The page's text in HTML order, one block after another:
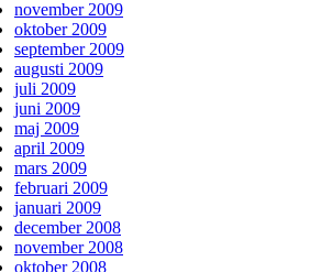
november 2009
oktober 2009
september 2009
augusti 2009
juli 2009
juni 2009
maj 2009
april 2009
mars 2009
februari 2009
januari 2009
december 2008
november 2008
oktober 2008